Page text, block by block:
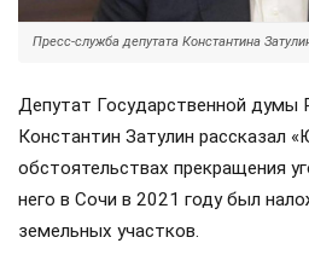
Пресс-служба депутата Константина
Депутат Государственной думы
Константин Затулин рассказал
обстоятельствах прекращения
него в Сочи в 2021 году был
земельных участков.